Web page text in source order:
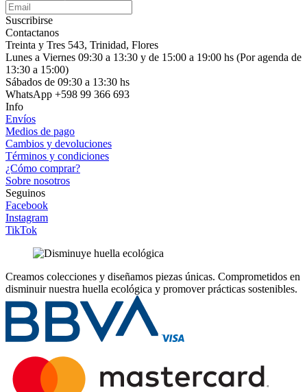
Suscribirse
Contactanos
Treinta y Tres 543, Trinidad, Flores
Lunes a Viernes 09:30 a 13:30 y de 15:00 a 19:00 hs (Por agenda de
13:30 a 15:00)
Sábados de 09:30 a 13:30 hs
WhatsApp +598 99 366 693
Info
Envíos
Medios de pago
Cambios y devoluciones
Términos y condiciones
¿Cómo comprar?
Sobre nosotros
Seguinos
Facebook
Instagram
TikTok
Creamos colecciones y diseñamos piezas únicas. Comprometidos en
disminuir nuestra huella ecológica y promover prácticas sostenibles.